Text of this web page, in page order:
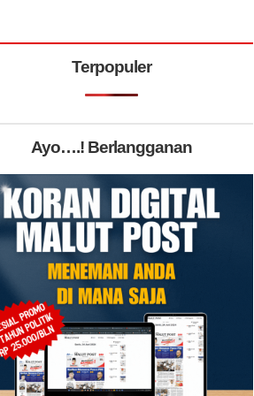
Terpopuler
Ayo….! Berlangganan